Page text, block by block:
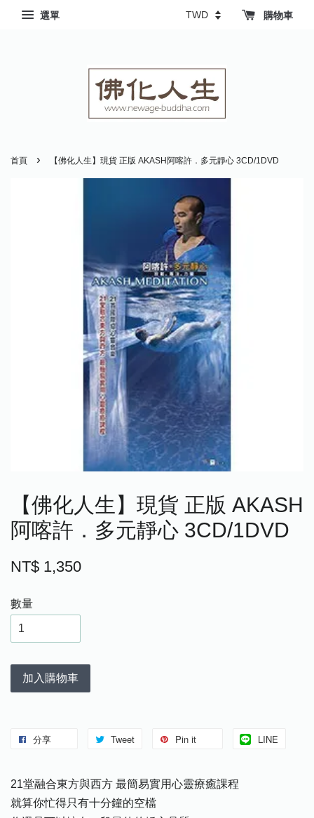
選單 購物車
首頁 › 【佛化人生】現貨 正版 AKASH阿喀許．多元靜心 3CD/1DVD
【佛化人生】現貨 正版 AKASH
阿喀許．多元靜心 3CD/1DVD
NT$ 1,350
數量
加入購物車
分享 Tweet Pin it LINE
21堂融合東方與西方 最簡易實用心靈療癒課程
就算你忙得只有十分鐘的空檔